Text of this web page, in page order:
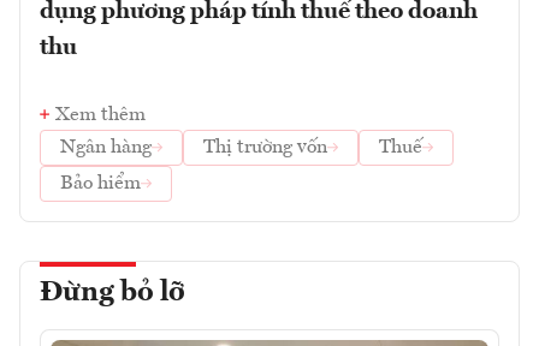
dụng phương pháp tính thuế theo doanh
thu
Xem thêm
Ngân hàng
Thị trường vốn
Thuế
Bảo hiểm
Đừng bỏ lỡ